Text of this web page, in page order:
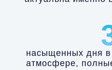
насыщенных дня в
атмосфере,